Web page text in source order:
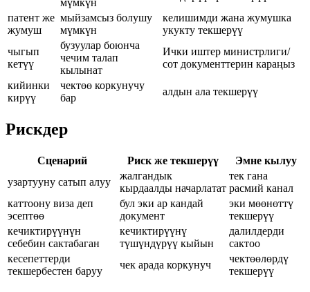
патент же
жумуш
мыйзамсыз болушу
мүмкүн
келишимди жана жумушка
укукту текшерүү
чыгып
кетүү
бузуулар боюнча
чечим талап
кылынат
Ички иштер министрлиги/
сот документтерин караңыз
кийинки
кирүү
чектөө коркунучу
бар
алдын ала текшерүү
Рискдер
Сценарий Риск же текшерүү
Эмне кылуу
узартууну сатып алуу
жалгандык
кырдаалды начарлатат
тек гана
расмий канал
каттоону виза деп
эсептөө
бул эки ар кандай
документ
эки мөөнөттү
текшерүү
кечиктирүүнүн
себебин сактабаган
кечиктирүүнү
түшүндүрүү кыйын
далилдерди
сактоо
кесепеттерди
текшербестен баруу
чек арада коркунуч
чектөөлөрдү
текшерүү